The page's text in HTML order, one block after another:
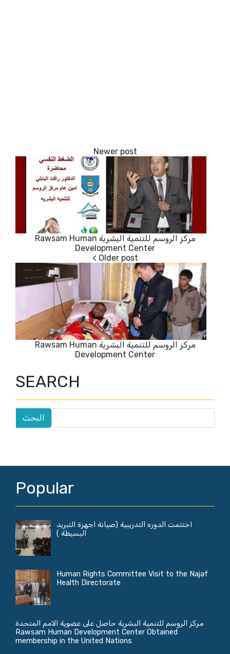
مركز الروسم للتنمية البشرية Rawsam Human
Development Center
مركز الروسم للتنمية البشرية Rawsam Human
Development Center
SEARCH
Popular
اختتمت الدوره التدريبية (صيانة اجهزة التبريد
البسيطة )
Human Rights Committee Visit to the Najaf
Health Directorate
مركز الروسم للتنمية البشرية حاصل على عضوية الامم المتحدة
Rawsam Human Development Center Obtained
membership in the United Nations